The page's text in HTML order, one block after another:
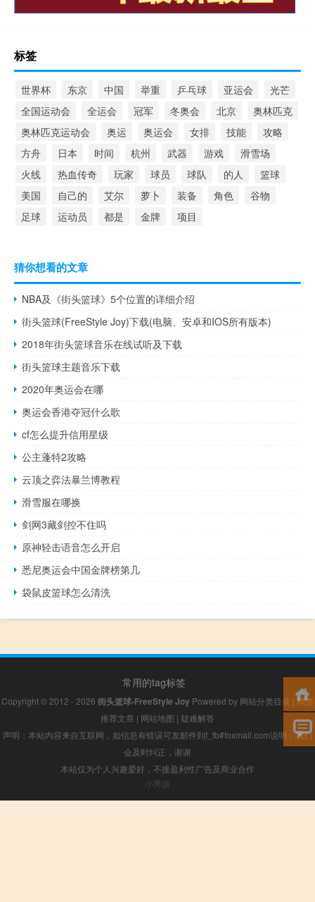
标签
世界杯 东京 中国 举重 乒乓球 亚运会
光芒
全国运动会
全运会 冠军 冬奥会 北京
奥林匹克
奥林匹克运动会
奥运 奥运会 女排 技能
攻略
方舟
日本 时间 杭州 武器 游戏
滑雪场
火线
热血传奇 玩家 球员 球队 的人
篮球
美国
自己的 艾尔 萝卜 装备 角色
谷物
足球
运动员 都是 金牌 项目
猜你想看的文章
NBA及《街头篮球》5个位置的详细介绍
街头篮球(FreeStyle Joy)下载(电脑、安卓和IOS所有版本)
2018年街头篮球音乐在线试听及下载
街头篮球主题音乐下载
2020年奥运会在哪
奥运会香港夺冠什么歌
cf怎么提升信用星级
公主蓬特2攻略
云顶之弈法暴兰博教程
滑雪服在哪换
剑网3藏剑控不住吗
原神轻击语音怎么开启
悉尼奥运会中国金牌榜第几
袋鼠皮篮球怎么清洗
常用的tag标签
Copyright © 2012 - 2026 街头篮球-FreeStyle Joy Powered by 网站分类目录 | 精选
推荐文章 | 网站地图 | 疑难解答
声明：本站内容来自互联网，如信息有错误可发邮件到f_fb#foxmail.com说明，我们
会及时纠正，谢谢
本站仅为个人兴趣爱好，不接盈利性广告及商业合作
小男孩